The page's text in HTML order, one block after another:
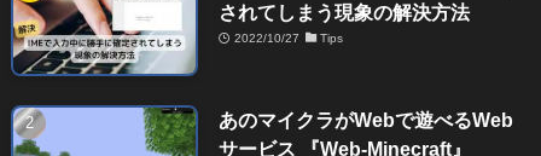
されてしまう現象の解決方法
2022/10/27 Tips
あのマイクラがWebで遊べるWeb
サービス 『Web-Minecraft』